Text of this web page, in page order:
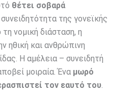
θέτει σοβαρά
της γονεϊκής
νομική διάσταση, η
ηθική και ανθρώπινη
Η αμέλεια – συνειδητή
μοιραία. Ένα μωρό
τον εαυτό του.